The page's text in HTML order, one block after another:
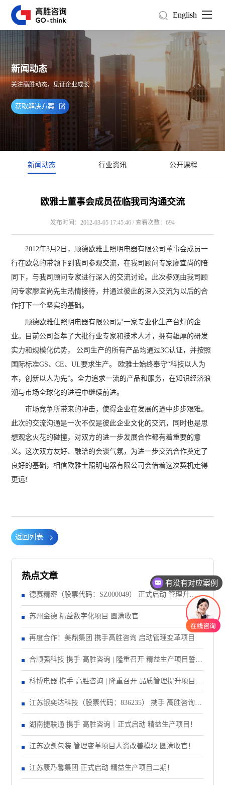
English
新闻动态
关注高胜动态，见证企业成长
获取解决方案
新闻动态 行业资讯 公开课程
欧雅士董事会成员莅临我司沟通交流
发布时间：2012-03-05 17:45:46 / 查看次数：694
2012年3月2日，顺德欧雅士照明电器有限公司董事会成员一
行在欧总的带领下到我司参观交流，在我司顾问专家廖宜尚的陪
同下，与我司顾问专家进行深入的交流讨论。此次参观由我司顾
问专家廖宜尚先生热情接待，并通过彼此的深入交流为以后的合
作打下一个坚实的基础。
顺德欧雅仕照明电器有限公司是一家专业化生产台灯的企
业。目前公司荟萃了大批行业专家和技术人才，拥有雄厚的研发
实力和规模化优势， 公司生产的所有产品均通过3C认证，并按照
国际标准GS、CE、UL要求生产。 欧雅士始终奉守“科技以人为
本，创新以人为先”。全力追求一流的产品和服务，在知识经济浪
潮与市场全球化的进程中继续前进。
市场竞争所带来的冲击，使得企业在发展的途中步步艰难。
此次的交流沟通是一次不仅是彼此企业文化的交流，同时也是思
想观念火花的碰撞，对双方的进一步发展合作都有着重要的意
义。这次双方友好、融洽的会谈气氛，为进一步交流合作奠定了
良好的基础，相信欧雅士照明电器有限公司会借着这次契机走得
更远!
返回列表
热点文章
德赛精密（股票代码：SZ000049） 正式启动 管理升级&
精益注塑项目！
苏州金德 精益数字化项目 圆满收官
再度合作！美鼎集团 携手高胜咨询 启动管理变革项目
合顺强科技 携手 高胜咨询 | 隆重召开 精益生产项目誓师
大会！
科博电器 携手 高胜咨询 | 隆重召开 品质管理提升项目启
动大会！
江苏银奕达科技（股票代码：836235） 携手 高胜咨询｜
正式启动 管理变革项目
湖南捷联通 携手 高胜咨询｜正式启动 精益生产项目！
江苏欧凯包装 管理变革项目人资改善模块 圆满收官！
江苏康乃馨集团 正式启动 精益生产项目二期！
有没有对应案例